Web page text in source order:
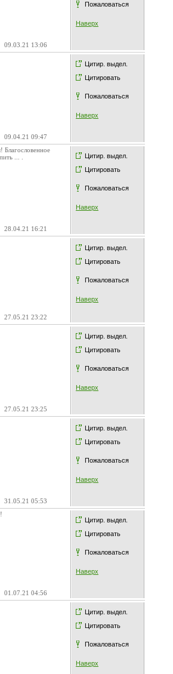
Пожаловаться
Наверх
09.03.21 13:06
Цитир. выдел.
Цитировать
Пожаловаться
Наверх
09.04.21 09:47
Цитир. выдел.
Цитировать
Пожаловаться
Наверх
Благословенное
... .
28.04.21 16:21
Цитир. выдел.
Цитировать
Пожаловаться
Наверх
27.05.21 23:22
Цитир. выдел.
Цитировать
Пожаловаться
Наверх
27.05.21 23:25
Цитир. выдел.
Цитировать
Пожаловаться
Наверх
31.05.21 05:53
Цитир. выдел.
Цитировать
Пожаловаться
Наверх
01.07.21 04:56
Цитир. выдел.
Цитировать
Пожаловаться
Наверх